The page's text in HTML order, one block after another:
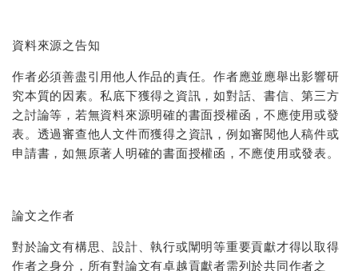
資料來源之告知
作者必須善盡引用他人作品的責任。作者應並應舉出影響研
究本質的因素。私底下獲得之資訊，如對話、書信、第三方
之討論等，若無資料來源明確的書面授權函，不應使用或發
表。透過審查他人文件而獲得之資訊，例如審閱他人稿件或
申請書，如無原著人明確的書面授權函，不應使用或發表。
論文之作者
對於論文有構思、設計、執行或闡明等重要貢獻才得以取得
作者之身分，所有對論文有卓越貢獻者需列於共同作者之